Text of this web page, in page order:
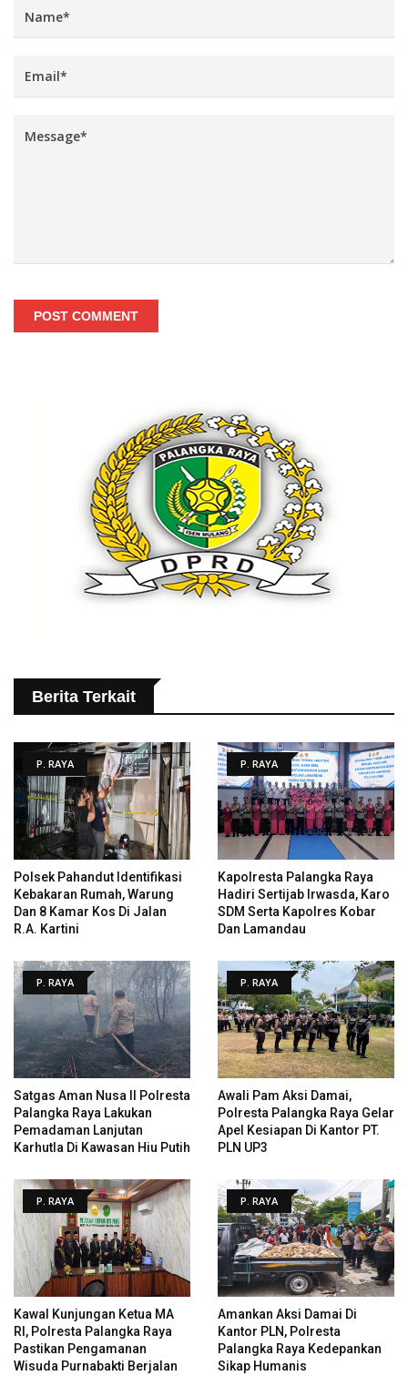
POST COMMENT
Berita Terkait
P. RAYA
Polsek Pahandut Identifikasi
Kebakaran Rumah, Warung
Dan 8 Kamar Kos Di Jalan
R.A. Kartini
P. RAYA
Kapolresta Palangka Raya
Hadiri Sertijab Irwasda, Karo
SDM Serta Kapolres Kobar
Dan Lamandau
P. RAYA
Satgas Aman Nusa II Polresta
Palangka Raya Lakukan
Pemadaman Lanjutan
Karhutla Di Kawasan Hiu Putih
P. RAYA
Awali Pam Aksi Damai,
Polresta Palangka Raya Gelar
Apel Kesiapan Di Kantor PT.
PLN UP3
P. RAYA
Kawal Kunjungan Ketua MA
RI, Polresta Palangka Raya
Pastikan Pengamanan
Wisuda Purnabakti Berjalan
P. RAYA
Amankan Aksi Damai Di
Kantor PLN, Polresta
Palangka Raya Kedepankan
Sikap Humanis